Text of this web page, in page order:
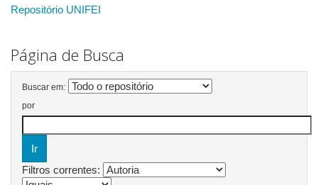
Repositório UNIFEI
Página de Busca
Buscar em:
por
Filtros correntes: